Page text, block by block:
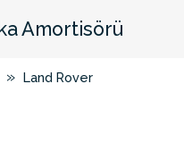
Amortisörü
» Land Rover